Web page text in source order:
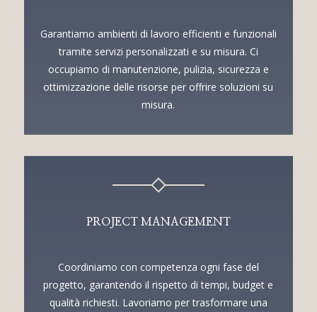
Garantiamo ambienti di lavoro efficienti e funzionali
tramite servizi personalizzati e su misura. Ci
occupiamo di manutenzione, pulizia, sicurezza e
ottimizzazione delle risorse per offrire soluzioni su
misura.
PROJECT MANAGEMENT
Coordiniamo con competenza ogni fase del
progetto, garantendo il rispetto di tempi, budget e
qualità richiesti. Lavoriamo per trasformare una